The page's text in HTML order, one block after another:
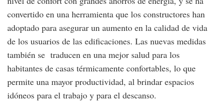
convertido en una herramienta que los constructores han
adoptado para asegurar un aumento en la calidad de vida
de los usuarios de las edificaciones. Las nuevas medidas
también se traducen en una mejor salud para los
habitantes de casas térmicamente confortables, lo que
permite una mayor productividad, al brindar espacios
idóneos para el trabajo y para el descanso.